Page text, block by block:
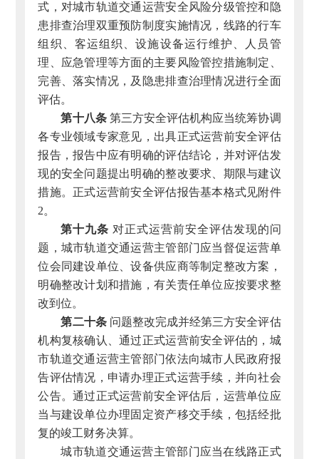
式，对城市轨道交通运营安全风险分级管控和隐
患排查治理双重预防制度实施情况，线路的行车
组织、客运组织、设施设备运行维护、人员管
理、应急管理等方面的主要风险管控措施制定、
完善、落实情况，及隐患排查治理情况进行全面
评估。
第十八条第三方安全评估机构应当统筹协调
各专业领域专家意见，出具正式运营前安全评估
报告，报告中应有明确的评估结论，并对评估发
现的安全问题提出明确的整改要求、期限与建议
措施。正式运营前安全评估报告基本格式见附件
2。
第十九条 对正式运营前安全评估发现的问
题，城市轨道交通运营主管部门应当督促运营单
位会同建设单位、设备供应商等制定整改方案，
明确整改计划和措施，有关责任单位应按要求整
改到位。
第二十条问题整改完成并经第三方安全评估
机构复核确认、通过正式运营前安全评估的，城
市轨道交通运营主管部门依法向城市人民政府报
告评估情况，申请办理正式运营手续，并向社会
公告。通过正式运营前安全评估后，运营单位应
当与建设单位办理固定资产移交手续，包括经批
复的竣工财务决算。
城市轨道交通运营主管部门应当在线路正式